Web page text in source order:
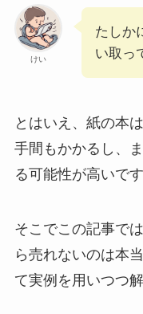
けい
たしか
い取っ
とはいえ、紙の本
手間もかかるし、
る可能性が高いです
そこでこの記事で
ら売れないのは本
て実例を用いつつ